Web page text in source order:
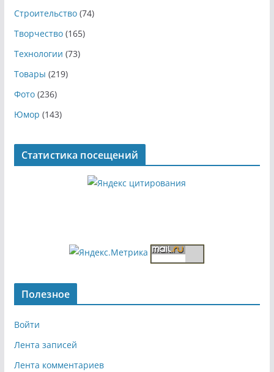
Строительство(74)
Творчество(165)
Технологии (73)
Товары (219)
Фото(236)
Юмор (143)
Статистика посещений
Полезное
Войти
Лента записей
Лента комментариев